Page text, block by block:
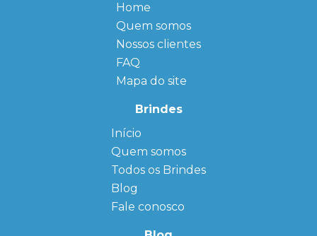
Home
Quem somos
Nossos clientes
FAQ
Mapa do site
Brindes
Início
Quem somos
← Back
FAQ
Sitemap
Todos os Brindes
← Back
Agendas
Personalizadas
Personalizado
Blog
Fale conosco